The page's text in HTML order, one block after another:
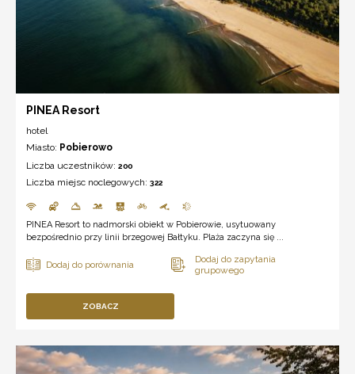
PINEA Resort
hotel
Miasto: Pobierowo
Liczba uczestników: 200
Liczba miejsc noclegowych: 322
PINEA Resort to nadmorski obiekt w Pobierowie, usytuowany
bezpośrednio przy linii brzegowej Bałtyku. Plaża zaczyna się ...
ZOBACZ